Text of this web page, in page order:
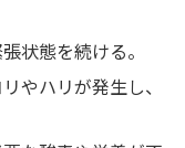
状態を続ける。
やハリが発生し、